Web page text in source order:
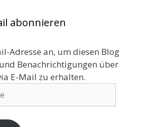
abonnieren
Adresse an, um diesen Blog
Benachrichtigungen über
E-Mail zu erhalten.